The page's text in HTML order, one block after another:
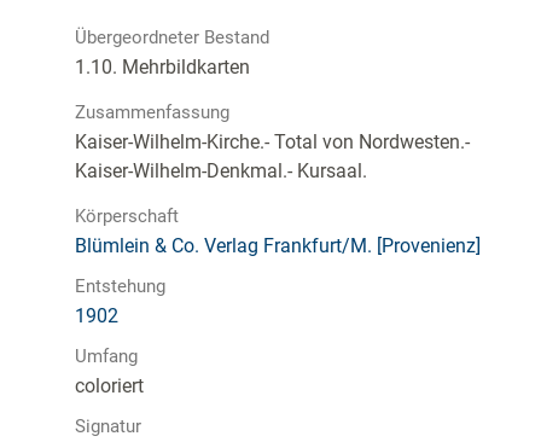
Übergeordneter Bestand
1.10. Mehrbildkarten
Zusammenfassung
Kaiser-Wilhelm-Kirche.- Total von Nordwesten.-
Kaiser-Wilhelm-Denkmal.- Kursaal.
Körperschaft
Blümlein & Co. Verlag Frankfurt/M. [Provenienz]
Entstehung
1902
Umfang
coloriert
Signatur